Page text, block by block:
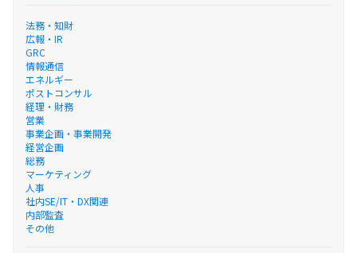
法務・知財
広報・IR
GRC
情報通信
エネルギー
ポストコンサル
経理・財務
営業
事業企画・事業開発
経営企画
総務
マーケティング
人事
社内SE/IT・DX関連
内部監査
その他